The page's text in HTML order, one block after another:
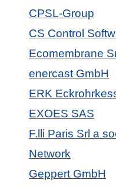
CPSL-Group
CS Control
Ecomembrane
enercast GmbH
ERK
EXOES SAS
F.lli Paris Srl a
Network
Geppert GmbH